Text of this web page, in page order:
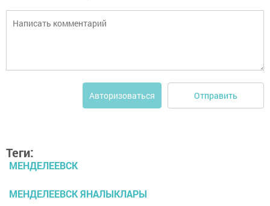
Авторизоваться Отправить
Теги:
МЕНДЕЛЕЕВСК
МЕНДЕЛЕЕВСК ЯНАЛЫКЛАРЫ